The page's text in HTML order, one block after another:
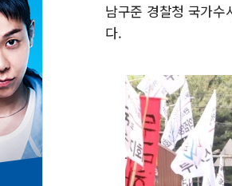
남구준 경찰청 국가
다.